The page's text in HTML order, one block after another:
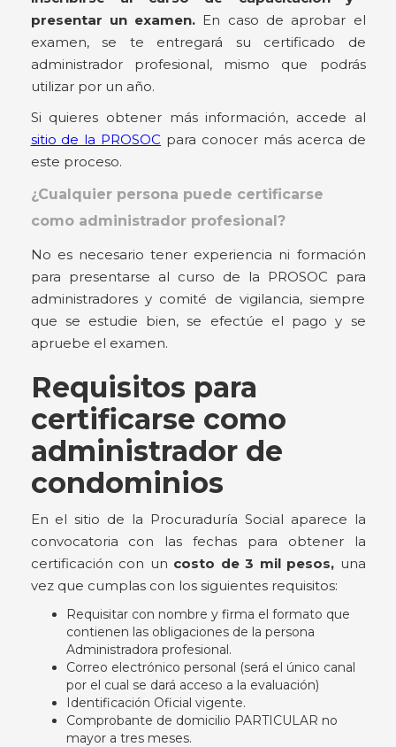
presentar un examen. En caso de aprobar el
examen, se te entregará su certificado de
administrador profesional, mismo que podrás
utilizar por un año.
Si quieres obtener más información, accede al
sitio de la PROSOC para conocer más acerca de
este proceso.
¿Cualquier persona puede certificarse
como administrador profesional?
No es necesario tener experiencia ni formación
para presentarse al curso de la PROSOC para
administradores y comité de vigilancia, siempre
que se estudie bien, se efectúe el pago y se
apruebe el examen.
Requisitos para
certificarse como
administrador de
condominios
En el sitio de la Procuraduría Social aparece la
convocatoria con las fechas para obtener la
certificación con un costo de 3 mil pesos, una
vez que cumplas con los siguientes requisitos:
Requisitar con nombre y firma el formato que
contienen las obligaciones de la persona
Administradora profesional.
Correo electrónico personal (será el único canal
por el cual se dará acceso a la evaluación)
Identificación Oficial vigente.
Comprobante de domicilio PARTICULAR no
mayor a tres meses.